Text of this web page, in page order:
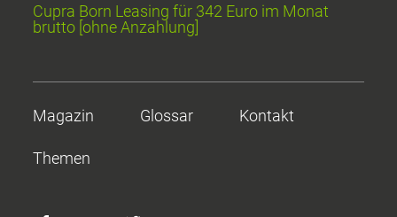
Cupra Born Leasing für 342 Euro im Monat
brutto [ohne Anzahlung]
Magazin Glossar Kontakt
Themen